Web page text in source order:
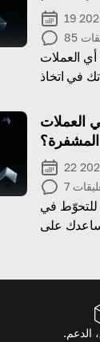
85
العملات
في اتخاذ
العملات
المشفرة؟
7
في
على
الدعم.